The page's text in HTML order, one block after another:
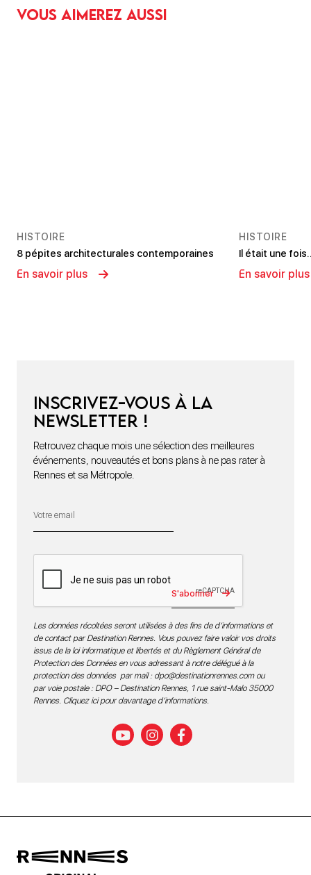
Vous aimerez aussi
HISTOIRE
8 pépites architecturales contemporaines
En savoir plus
HISTOIRE
Il était une
En savoir plus
Inscrivez-vous à la
newsletter !
Retrouvez chaque mois une sélection des meilleures
événements, nouveautés et bons plans à ne pas rater à
Rennes et sa Métropole.
S'abonner
Les données récoltées seront utilisées à des fins de d’informations et
de contact par Destination Rennes. Vous pouvez faire valoir vos droits
issus de la loi informatique et libertés et du Règlement Général de
Protection des Données en vous adressant à notre délégué à la
protection des données par mail : dpo@destinationrennes.comou
par voie postale : DPO – Destination Rennes, 1 rue saint-Malo 35000
Rennes. Cliquez ici pour davantage d’informations.